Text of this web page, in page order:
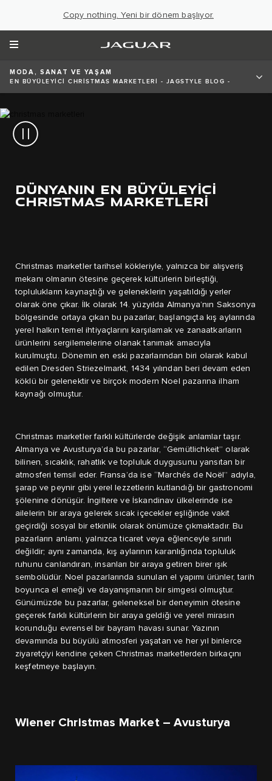
Copy nothing. Yeni bir dönem başlıyor.
MODA, SANAT VE YAŞAM
EN BÜYÜLEYICI CHRISTMAS MARKETLERI - JAGSTYLE BLOG -
DÜNYANIN EN BÜYÜLEYİCİ
CHRISTMAS MARKETLERİ
Christmas marketler tarihsel kökleriyle, yalnızca bir alışveriş
mekanı olmanın ötesine geçerek kültürlerin birleştiği,
toplulukların kaynaştığı ve geleneklerin yaşatıldığı yerler
olarak öne çıkar. İlk olarak 14. yüzyılda Almanya’nın Saksonya
bölgesinde ortaya çıkan bu pazarlar, başlangıçta kış aylarında
yerel halkın temel ihtiyaçlarını karşılamak ve zanaatkarların
ürünlerini sergilemelerine olanak tanımak amacıyla
kurulmuştu. Dönemin en eski pazarlarından biri olarak kabul
edilen Dresden Striezelmarkt, 1434 yılından beri devam eden
köklü bir gelenektir ve birçok modern Noel pazarına ilham
kaynağı olmuştur.
Christmas marketler farklı kültürlerde değişik anlamlar taşır.
Almanya ve Avusturya’da bu pazarlar, “Gemütlichkeit” olarak
bilinen, sıcaklık, rahatlık ve topluluk duygusunu yansıtan bir
atmosferi temsil eder. Fransa’da ise “Marchés de Noël” adıyla,
şarap ve peynir gibi yerel lezzetlerin kutlandığı bir gastronomi
şölenine dönüşür. İngiltere ve İskandinav ülkelerinde ise
ailelerin bir araya gelerek sıcak içecekler eşliğinde vakit
geçirdiği sosyal bir etkinlik olarak önümüze çıkmaktadır. Bu
pazarların anlamı, yalnızca ticaret veya eğlenceyle sınırlı
değildir; aynı zamanda, kış aylarının karanlığında topluluk
ruhunu canlandıran, insanları bir araya getiren birer ışık
sembolüdür. Noel pazarlarında sunulan el yapımı ürünler, tarih
boyunca el emeği ve dayanışmanın bir simgesi olmuştur.
Günümüzde bu pazarlar, geleneksel bir deneyimin ötesine
geçerek farklı kültürlerin bir araya geldiği ve yerel mirasın
korunduğu evrensel bir bayram havası sunar. Yazının
devamında bu büyülü atmosferi yaşatan ve her yıl binlerce
ziyaretçiyi kendine çeken Christmas marketlerden birkaçını
keşfetmeye başlayın.
Wiener Christmas Market – Avusturya